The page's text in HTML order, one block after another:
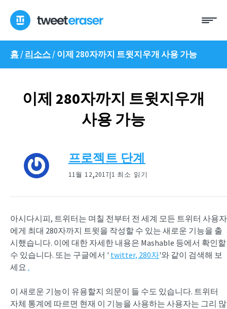
로
너
메
홈/리소스/이제 280자까지 트윗지우개 사용 가능
이제 280자까지 트윗지우개
사용 가능
프로젝트 단계
11월 12,2017|1 최소 읽기
아시다시피, 트위터는 며칠 전부터 전 세계 모든 트위터 사용자
에게 최대 280자까지 트윗을 작성할 수 있는 새로운 기능을 출
시했습니다. 이에 대한 자세한 내용은 Mashable 등에서 확인할
수 있습니다. 또는 구글에서 ' twitter, 280자'와 같이 검색해 보
세요 .
이 새로운 기능이 유용할지 의문이 들 수도 있습니다. 트위터
자체 통계에 따르면 현재 이 기능을 사용하는 사용자는 그리 많